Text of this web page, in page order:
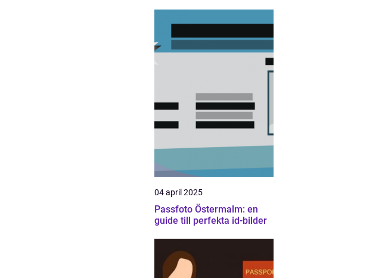
04 april 2025
Passfoto Östermalm: en
guide till perfekta id-bilder